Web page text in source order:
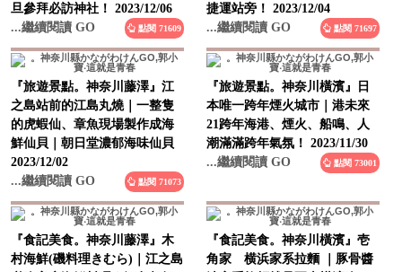
...繼續閱讀 GO
點閱 71609
...繼續閱讀 GO
『旅遊景點。神奈川藤澤』江
之島站前的江島丸燒｜一整隻
的虎蝦仙、章魚現場製作成海
鮮仙貝｜朝日堂濃郁海味仙貝
2023/12/02
...繼續閱讀 GO
『旅遊景點。神奈川橫濱』日
本唯一跨年煙火城市｜港未來
21跨年海港、煙火、船鳴、人
潮滿滿跨年氣氛！ 2023/11/30
...繼續閱讀 GO
點閱 73001
『食記美食。神奈川藤澤』木
村海鮮(磯料理きむら)｜江之島
必吃家庭海鮮料理｜江島超紅
『食記美食。神奈川橫濱』壱
角家 横浜家系拉麵 ｜豚骨醬
油家系拉麵就是要來橫濱吃！